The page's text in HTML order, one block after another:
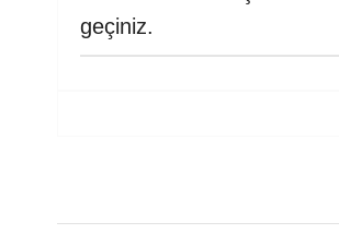
geçiniz.